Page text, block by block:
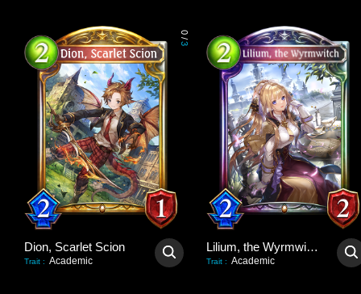
0
/
3
Dion, Scarlet Scion
Trait : Academic
Lilium, the Wyrmwitch
Trait : Academic